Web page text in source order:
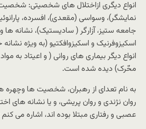
انواع دیگری ازاختلال های شخصیتی:
نمایشگر)، وسواسی (مقعدی)، افسرده،
جامعه ستیز، آزارگر ( سادیستیک)، نشانه ها
اسکیزوفرنیک و اسکیزوافکتیو (به ویژه
انواع دیگر بیماری های روانی ( و اعیتاد به
محّرک) دیده شده است.
به نام تعدای از رهبران، شخصیت ها
روان نژندی و روان پریشی، و یا نشانه های
عصبی و رفتاری مبتلا بوده اند، اشاره می کنم